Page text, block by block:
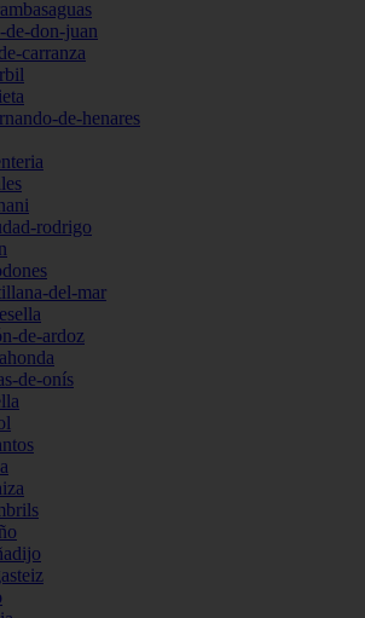
don-juan
carranza
de-henares
rodrigo
del-mar
de-ardoz
de-onís